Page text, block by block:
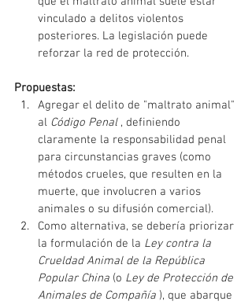
vinculado a delitos violentos
posteriores. La legislación puede
reforzar la red de protección.
Propuestas:
Agregar el delito de "maltrato animal"
al Código Penal , definiendo
claramente la responsabilidad penal
para circunstancias graves (como
métodos crueles, que resulten en la
muerte, que involucren a varios
animales o su difusión comercial).
Como alternativa, se debería priorizar
la formulación de la Ley contra la
Crueldad Animal de la República
Popular China (o Ley de Protección de
Animales de Compañía ), que abarque